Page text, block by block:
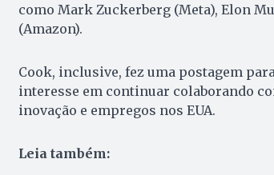
como Mark Zuckerberg (Meta), Elon
(Amazon).
Cook, inclusive, fez uma postagem
interesse em continuar colaborando
inovação e empregos nos EUA.
Leia também: